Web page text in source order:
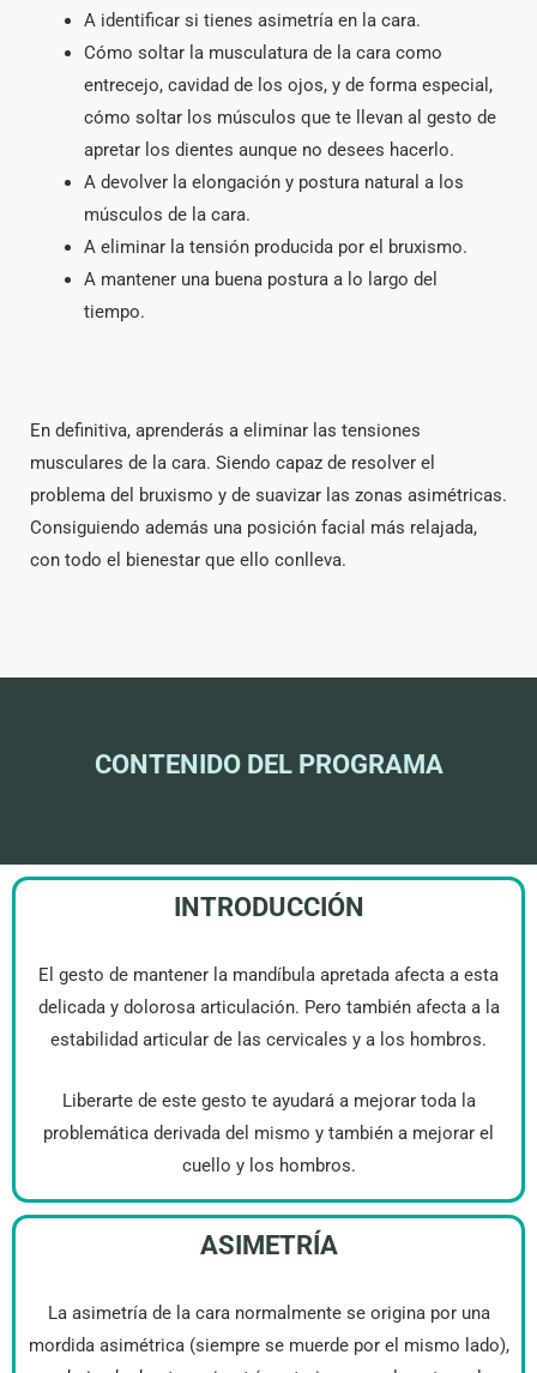
A identificar si tienes asimetría en la cara.
Cómo soltar la musculatura de la cara como
entrecejo, cavidad de los ojos, y de forma especial,
cómo soltar los músculos que te llevan al gesto de
apretar los dientes aunque no desees hacerlo.
A devolver la elongación y postura natural a los
músculos de la cara.
A eliminar la tensión producida por el bruxismo.
A mantener una buena postura a lo largo del
tiempo.
En definitiva, aprenderás a eliminar las tensiones
musculares de la cara. Siendo capaz de resolver el
problema del bruxismo y de suavizar las zonas asimétricas.
Consiguiendo además una posición facial más relajada,
con todo el bienestar que ello conlleva.
CONTENIDO DEL PROGRAMA
INTRODUCCIÓN
El gesto de mantener la mandíbula apretada afecta a esta
delicada y dolorosa articulación. Pero también afecta a la
estabilidad articular de las cervicales y a los hombros.
Liberarte de este gesto te ayudará a mejorar toda la
problemática derivada del mismo y también a mejorar el
cuello y los hombros.
ASIMETRÍA
La asimetría de la cara normalmente se origina por una
mordida asimétrica (siempre se muerde por el mismo lado),